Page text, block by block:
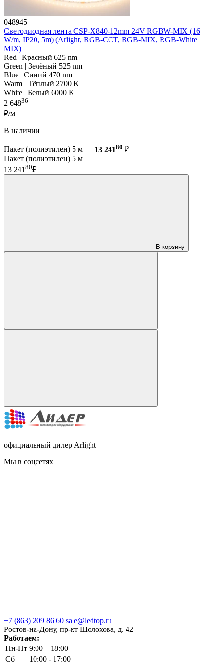
048945
Светодиодная лента CSP-X840-12mm 24V RGBW-MIX (16
W/m, IP20, 5m) (Arlight, RGB-CCT, RGB-MIX, RGB-White
MIX)
Red | Красный 625 nm
Green | Зелёный 525 nm
Blue | Синий 470 nm
Warm | Тёплый 2700 K
White | Белый 6000 K
2 64836
₽/м
В наличии
Пакет (полиэтилен) 5 м — 13 24180 ₽
Пакет (полиэтилен) 5 м
13 241 80₽
В корзину
официальный дилер Arlight
Мы в соцсетях
+7 (863) 209 86 60 sale@ledtop.ru
Ростов-на-Дону, пр-кт Шолохова, д. 42
Работаем:
Пн-Пт 9:00 – 18:00
Сб
10:00 - 17:00